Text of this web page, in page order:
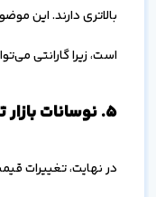
بالاتری دارند. این
است، زیرا گارانتی
۵. نوسانات بازار تجهیزات شبکه
در نهایت، تغییرات